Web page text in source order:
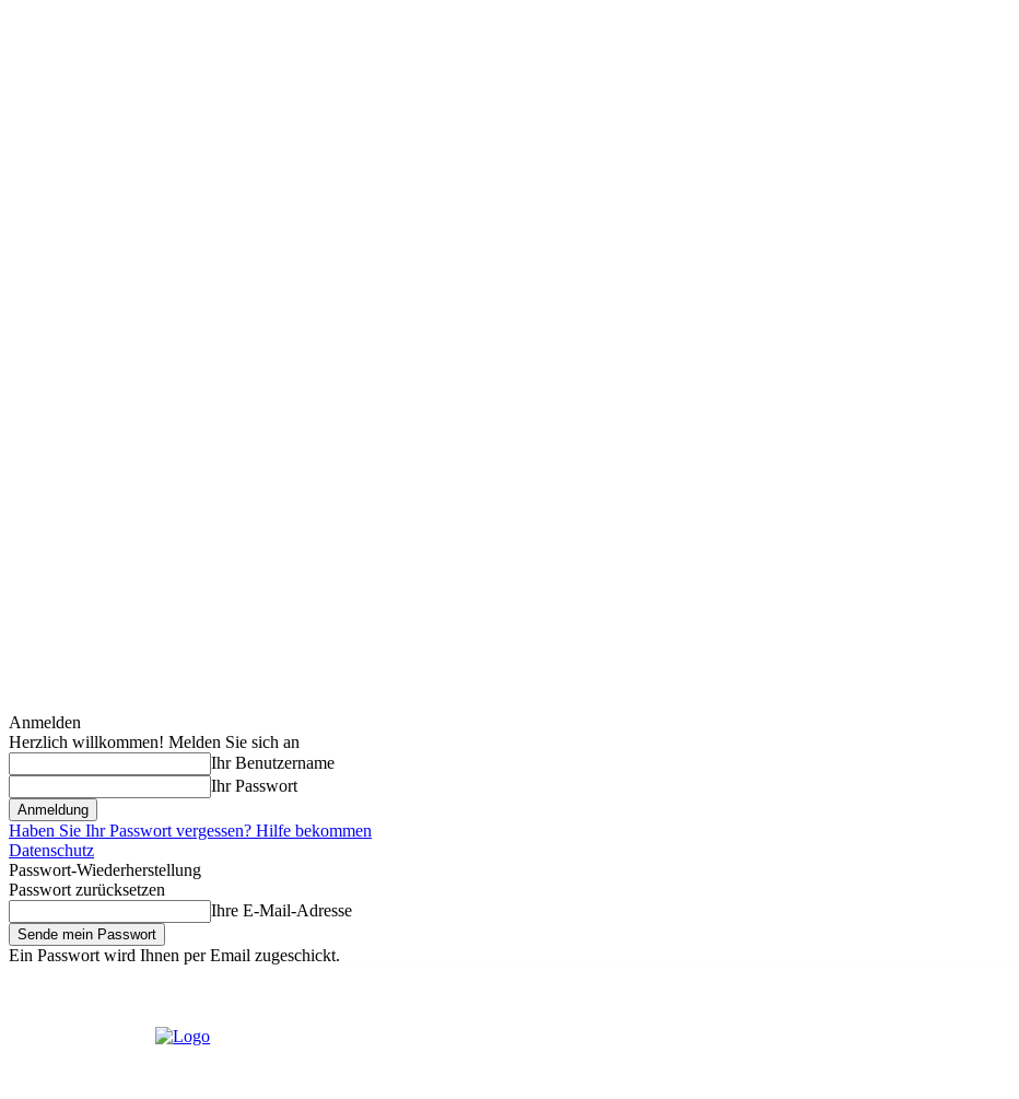
Anmelden
Herzlich willkommen! Melden Sie sich an
Ihr Benutzername
Ihr Passwort
Haben Sie Ihr Passwort vergessen? Hilfe bekommen
Datenschutz
Passwort-Wiederherstellung
Passwort zurücksetzen
Ihre E-Mail-Adresse
Ein Passwort wird Ihnen per Email zugeschickt.